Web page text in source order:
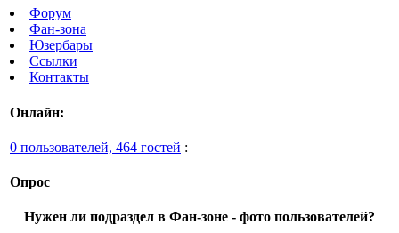
Форум
Фан-зона
Юзербары
Ссылки
Контакты
Онлайн:
0 пользователей, 464 гостей :
Опрос
Нужен ли подраздел в Фан-зоне - фото пользователей?